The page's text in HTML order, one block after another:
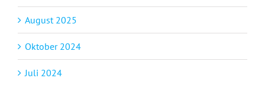
August 2025
Oktober 2024
Juli 2024